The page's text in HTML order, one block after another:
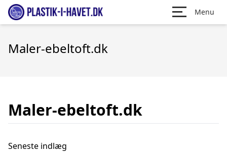
Menu
Maler-ebeltoft.dk
Maler-ebeltoft.dk
Seneste indlæg